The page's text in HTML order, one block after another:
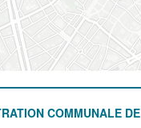
COMMUNALE